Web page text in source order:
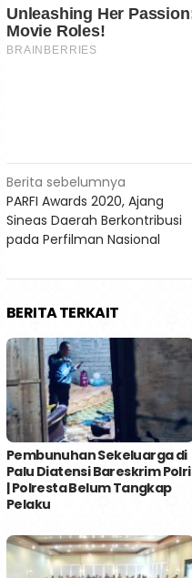
Navigasi
pos
Berita sebelumnya
PARFI Awards 2020, Ajang
Sineas Daerah Berkontribusi
pada Perfilman Nasional
BERITA TERKAIT
Pembunuhan Sekeluarga di
Palu Diatensi Bareskrim Polri
| Polresta Belum Tangkap
Pelaku